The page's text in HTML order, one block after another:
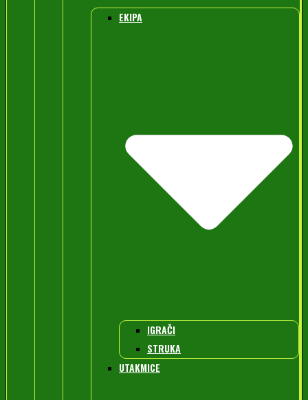
EKIPA
IGRAČI
STRUKA
UTAKMICE